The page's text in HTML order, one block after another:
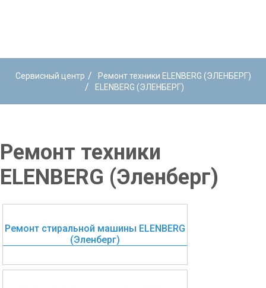
Сервисный центр / Ремонт техники ELENBERG (ЭЛЕНБЕРГ)
/ ELENBERG (ЭЛЕНБЕРГ)
Ремонт техники
ELENBERG (Эленберг)
Ремонт стиральной машины ELENBERG
(Эленберг)